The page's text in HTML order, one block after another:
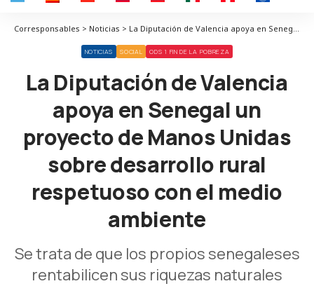
Corresponsables > Noticias > La Diputación de Valencia apoya en Senegal un proyecto de Manos Unidas sobre desarrollo rural respetuoso con el medio ambiente
NOTICIAS SOCIAL ODS 1 FIN DE LA POBREZA
La Diputación de Valencia
apoya en Senegal un
proyecto de Manos Unidas
sobre desarrollo rural
respetuoso con el medio
ambiente
Se trata de que los propios senegaleses
rentabilicen sus riquezas naturales